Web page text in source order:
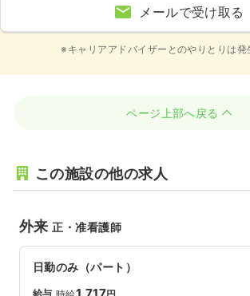
メールで受け取る
※キャリアアドバイザーとのやりとりは発
ページ上部へ戻る
この施設の他の求人
外来正・准看護師
日勤のみ（パート）
給与 1,717